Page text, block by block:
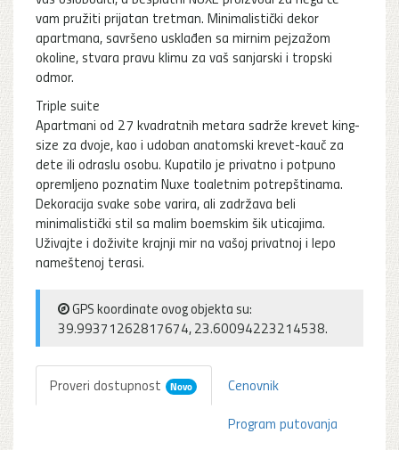
vam pružiti prijatan tretman. Minimalistički dekor
apartmana, savršeno usklađen sa mirnim pejzažom
okoline, stvara pravu klimu za vaš sanjarski i tropski
odmor.
Triple suite
Apartmani od 27 kvadratnih metara sadrže krevet king-
size za dvoje, kao i udoban anatomski krevet-kauč za
dete ili odraslu osobu. Kupatilo je privatno i potpuno
opremljeno poznatim Nuxe toaletnim potrepštinama.
Dekoracija svake sobe varira, ali zadržava beli
minimalistički stil sa malim boemskim šik uticajima.
Uživajte i doživite krajnji mir na vašoj privatnoj i lepo
nameštenoj terasi.
GPS koordinate ovog objekta su:
39.99371262817674, 23.60094223214538.
Proveri dostupnost Novo
Cenovnik
Program putovanja